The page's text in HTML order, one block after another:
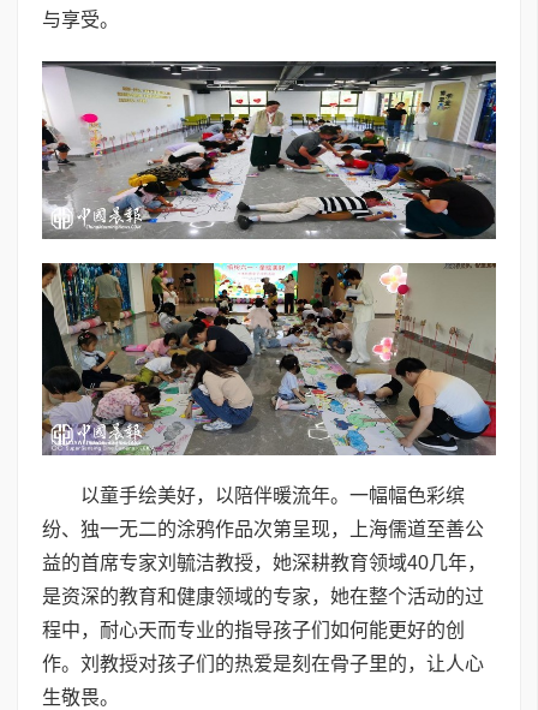
与享受。
以童手绘美好，以陪伴暖流年。一幅幅色彩缤
纷、独一无二的涂鸦作品次第呈现，上海儒道至善公
益的首席专家刘毓洁教授，她深耕教育领域40几年，
是资深的教育和健康领域的专家，她在整个活动的过
程中，耐心天而专业的指导孩子们如何能更好的创
作。刘教授对孩子们的热爱是刻在骨子里的，让人心
生敬畏。